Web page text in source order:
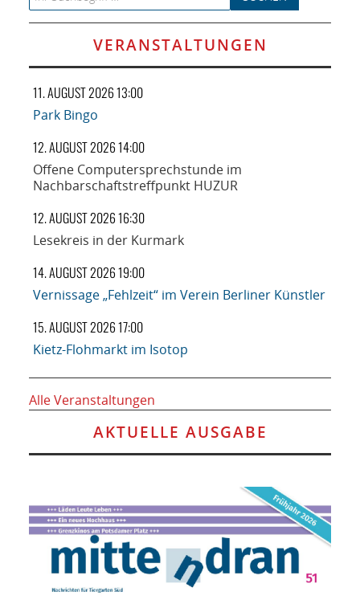
VERANSTALTUNGEN
11. AUGUST 2026 13:00
Park Bingo
12. AUGUST 2026 14:00
Offene Computersprechstunde im
Nachbarschaftstreffpunkt HUZUR
12. AUGUST 2026 16:30
Lesekreis in der Kurmark
14. AUGUST 2026 19:00
Vernissage „Fehlzeit“ im Verein Berliner Künstler
15. AUGUST 2026 17:00
Kietz-Flohmarkt im Isotop
Alle Veranstaltungen
AKTUELLE AUSGABE